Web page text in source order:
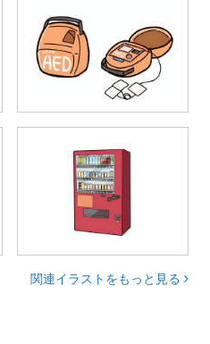
関連イラストをもっと見る